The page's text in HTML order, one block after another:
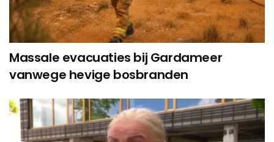
Massale evacuaties bij Gardameer
vanwege hevige bosbranden